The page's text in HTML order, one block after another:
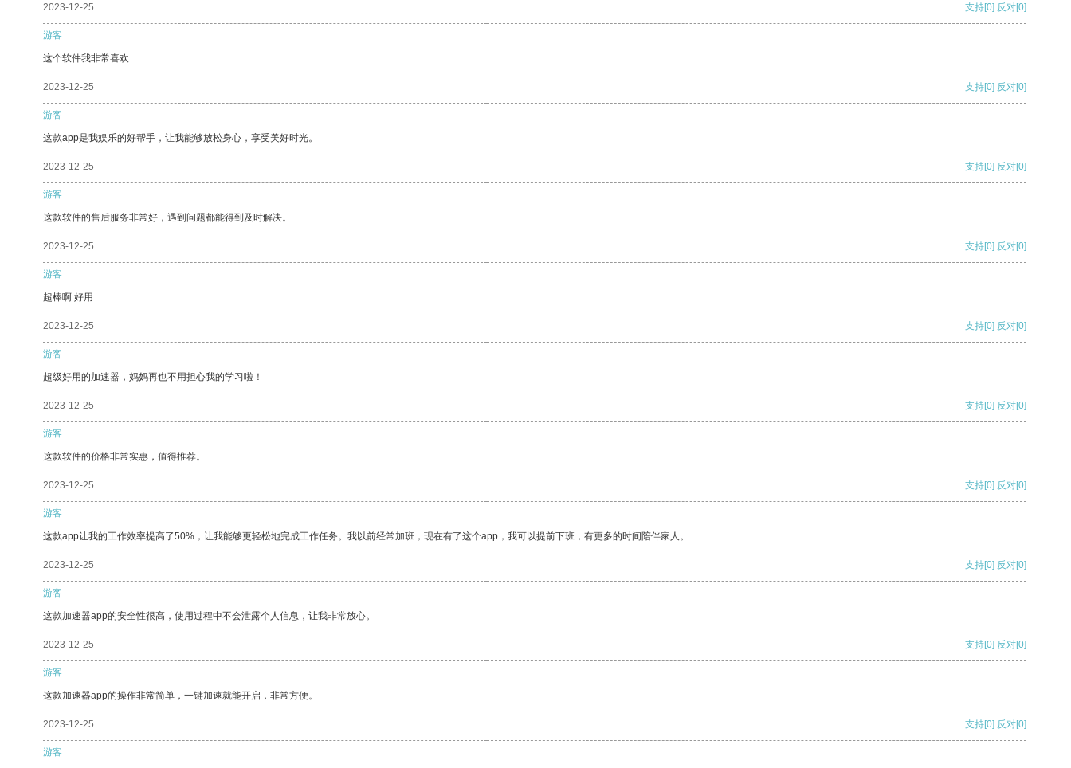
2023-12-25 支持[0] 反对[0]
游客
这个软件我非常喜欢
2023-12-25 支持[0] 反对[0]
游客
这款app是我娱乐的好帮手，让我能够放松身心，享受美好时光。
2023-12-25 支持[0] 反对[0]
游客
这款软件的售后服务非常好，遇到问题都能得到及时解决。
2023-12-25 支持[0] 反对[0]
游客
超棒啊 好用
2023-12-25 支持[0] 反对[0]
游客
超级好用的加速器，妈妈再也不用担心我的学习啦！
2023-12-25 支持[0] 反对[0]
游客
这款软件的价格非常实惠，值得推荐。
2023-12-25 支持[0] 反对[0]
游客
这款app让我的工作效率提高了50%，让我能够更轻松地完成工作任务。我以前经常加班，现在有了这个app，我可以提前下班，有更多的时间陪伴家人。
2023-12-25 支持[0] 反对[0]
游客
这款加速器app的安全性很高，使用过程中不会泄露个人信息，让我非常放心。
2023-12-25 支持[0] 反对[0]
游客
这款加速器app的操作非常简单，一键加速就能开启，非常方便。
2023-12-25 支持[0] 反对[0]
游客